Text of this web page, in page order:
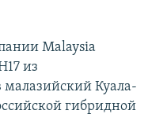
Malaysia
из
Куала-
гибридной